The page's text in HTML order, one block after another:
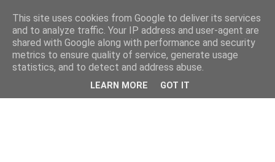
This site uses cookies from Google to deliver its services
and to analyze traffic. Your IP address and user-agent are
shared with Google along with performance and security
metrics to ensure quality of service, generate usage
statistics, and to detect and address abuse.
LEARN MORE GOT IT